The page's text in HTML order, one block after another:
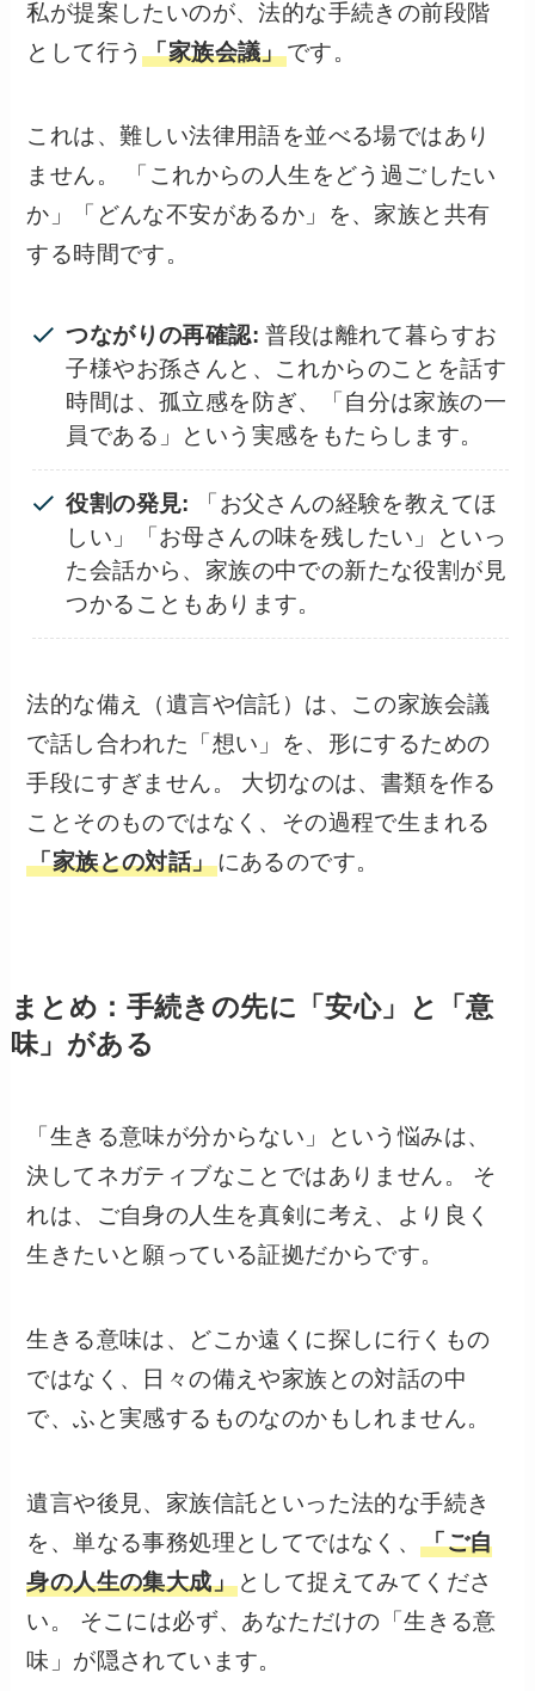
私が提案したいのが、法的な手続きの前段階
として行う「家族会議」です。
これは、難しい法律用語を並べる場ではあり
ません。 「これからの人生をどう過ごしたい
か」「どんな不安があるか」を、家族と共有
する時間です。
つながりの再確認: 普段は離れて暮らすお
子様やお孫さんと、これからのことを話す
時間は、孤立感を防ぎ、「自分は家族の一
員である」という実感をもたらします。
役割の発見: 「お父さんの経験を教えてほ
しい」「お母さんの味を残したい」といっ
た会話から、家族の中での新たな役割が見
つかることもあります。
法的な備え（遺言や信託）は、この家族会議
で話し合われた「想い」を、形にするための
手段にすぎません。 大切なのは、書類を作る
ことそのものではなく、その過程で生まれる
「家族との対話」にあるのです。
まとめ：手続きの先に「安心」と「意
味」がある
「生きる意味が分からない」という悩みは、
決してネガティブなことではありません。 そ
れは、ご自身の人生を真剣に考え、より良く
生きたいと願っている証拠だからです。
生きる意味は、どこか遠くに探しに行くもの
ではなく、日々の備えや家族との対話の中
で、ふと実感するものなのかもしれません。
遺言や後見、家族信託といった法的な手続き
を、単なる事務処理としてではなく、「ご自
身の人生の集大成」 として捉えてみてくださ
い。 そこには必ず、あなただけの「生きる意
味」が隠されています。